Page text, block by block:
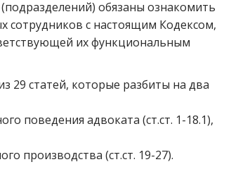
обязаны ознакомить
с настоящим Кодексом,
их функциональным
29 статей, которые разбиты на два
поведения адвоката (ст.ст. 1-18.1),
производства (ст.ст. 19-27).